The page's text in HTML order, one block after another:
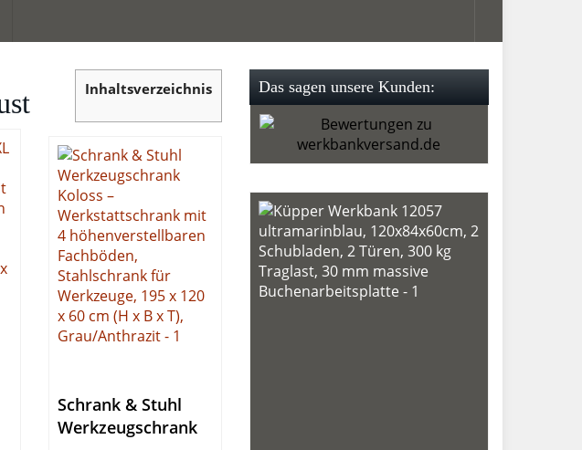
Inhaltsverzeichnis
Schrank & Stuhl
Werkzeugschrank
Das sagen unsere Kunden: